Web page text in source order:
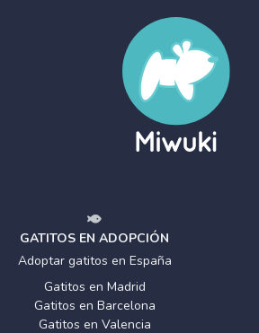
GATITOS EN ADOPCIÓN
Adoptar gatitos en España
Gatitos en Madrid
Gatitos en Barcelona
Gatitos en Valencia